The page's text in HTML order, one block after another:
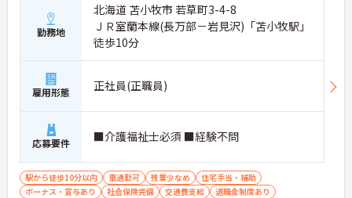
勤務地
北海道 苫小牧市 若草町3-4-8
ＪＲ室蘭本線(長万部－岩見沢)「苫小牧駅」
徒歩10分
雇用形態 正社員(正職員)
応募要件 ■介護福祉士必須 ■経験不問
駅から徒歩10分以内 車通勤可 残業少なめ
住宅手当・補助
ボーナス・賞与あり
社会保険完備 交通費支給 退職金制度あり